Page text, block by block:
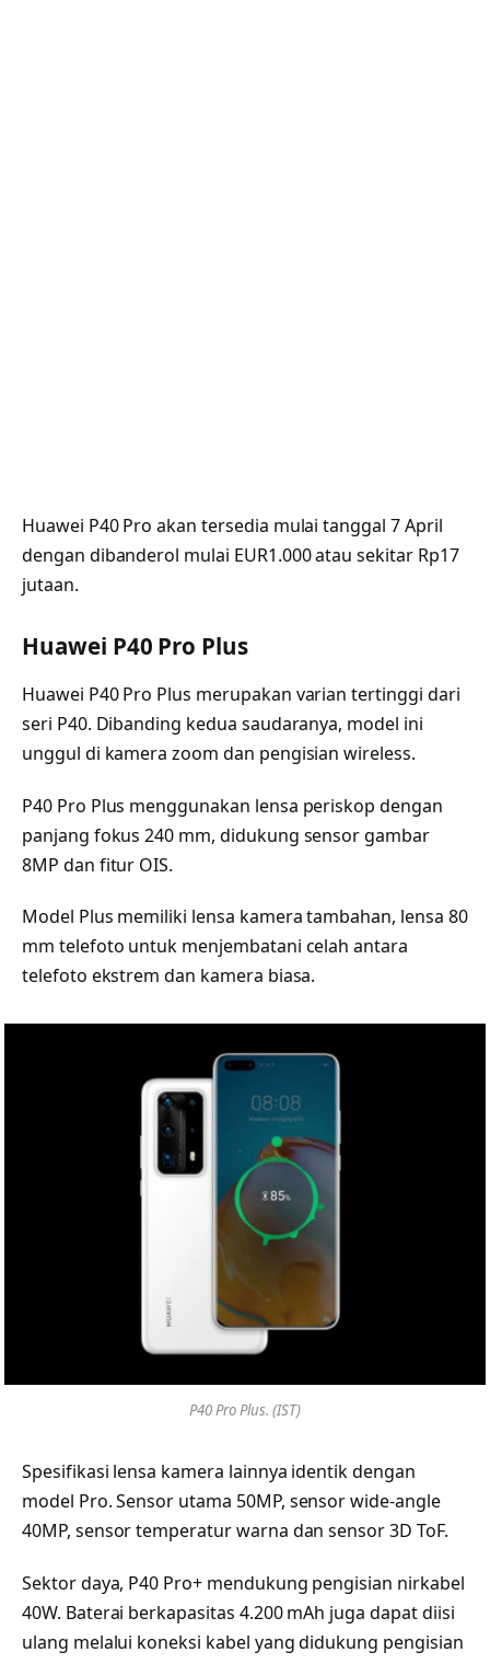
Huawei P40 Pro akan tersedia mulai tanggal 7 April
dengan dibanderol mulai EUR1.000 atau sekitar Rp17
jutaan.
Huawei P40 Pro Plus
Huawei P40 Pro Plus merupakan varian tertinggi dari
seri P40. Dibanding kedua saudaranya, model ini
unggul di kamera zoom dan pengisian wireless.
P40 Pro Plus menggunakan lensa periskop dengan
panjang fokus 240 mm, didukung sensor gambar
8MP dan fitur OIS.
Model Plus memiliki lensa kamera tambahan, lensa 80
mm telefoto untuk menjembatani celah antara
telefoto ekstrem dan kamera biasa.
P40 Pro Plus. (IST)
Spesifikasi lensa kamera lainnya identik dengan
model Pro. Sensor utama 50MP, sensor wide-angle
40MP, sensor temperatur warna dan sensor 3D ToF.
Sektor daya, P40 Pro+ mendukung pengisian nirkabel
40W. Baterai berkapasitas 4.200 mAh juga dapat diisi
ulang melalui koneksi kabel yang didukung pengisian